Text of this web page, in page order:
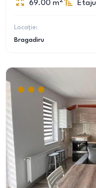
69.00 m
Locație:
Bragadiru